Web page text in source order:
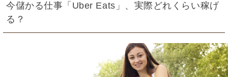
今儲かる仕事「Uber Eats」、実際どれくらい稼げ
る？